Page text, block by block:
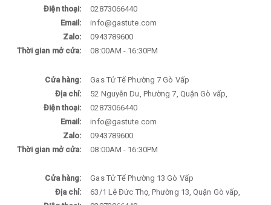
Điện thoại:
02873066440
Email:
info@gastute.com
Zalo:
0943789600
Thời gian mở cửa:
08:00AM - 16:30PM
Cửa hàng:
Gas Tử Tế Phường 7 Gò Vấp
Địa chỉ:
52 Nguyễn Du, Phường 7, Quận Gò vấp,
Điện thoại:
02873066440
Email:
info@gastute.com
Zalo:
0943789600
Thời gian mở cửa:
08:00AM - 16:30PM
Cửa hàng:
Gas Tử Tế Phường 13 Gò Vấp
Địa chỉ:
63/1 Lê Đức Thọ, Phường 13, Quận Gò vấp,